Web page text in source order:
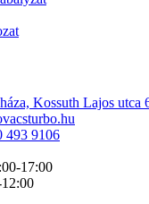
Kossuth Lajos utca
493 9106
17:00